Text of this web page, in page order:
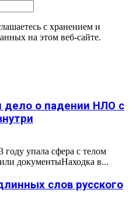
с хранением и
на этом веб-сайте.
дело о падении НЛО с
упала сфера с телом
документыНаходка в...
слов русского